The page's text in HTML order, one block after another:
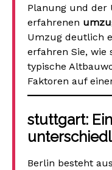
Planung und der
erfahrenen
Umzug deutlich
erfahren Sie, wie
typische
Faktoren auf
stuttgart:
Berlin besteht